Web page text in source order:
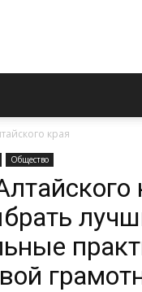
газеты
края
Общество